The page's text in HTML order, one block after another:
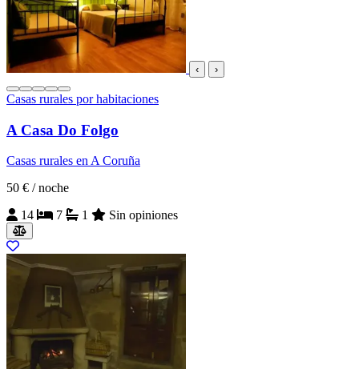
‹ ›
Casas rurales por habitaciones
A Casa Do Folgo
Casas rurales en A Coruña
50 € / noche
14
7 1 Sin opiniones